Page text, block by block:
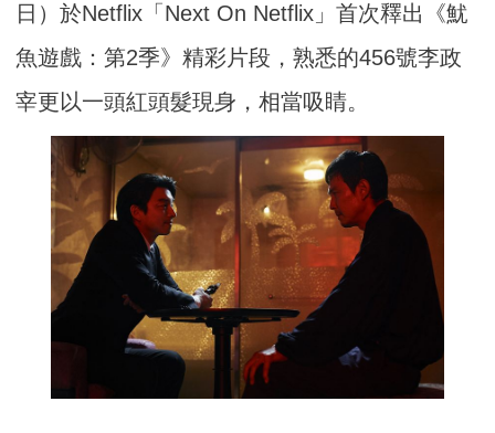
日）於Netflix「Next On Netflix」首次釋出《魷
魚遊戲：第2季》精彩片段，熟悉的456號李政
宰更以一頭紅頭髮現身，相當吸睛。